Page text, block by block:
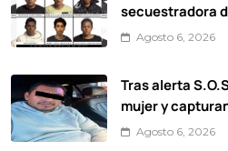
secuestradora
Agosto 6, 2026
Tras alerta
mujer y
Agosto 6, 2026